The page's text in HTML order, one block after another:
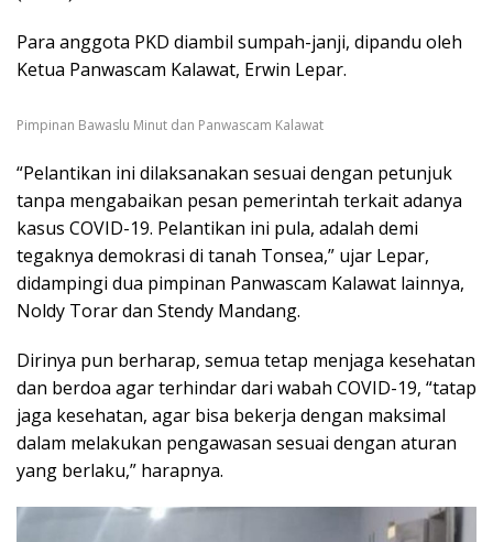
Para anggota PKD diambil sumpah-janji, dipandu oleh
Ketua Panwascam Kalawat, Erwin Lepar.
Pimpinan Bawaslu Minut dan Panwascam Kalawat
“Pelantikan ini dilaksanakan sesuai dengan petunjuk
tanpa mengabaikan pesan pemerintah terkait adanya
kasus COVID-19. Pelantikan ini pula, adalah demi
tegaknya demokrasi di tanah Tonsea,” ujar Lepar,
didampingi dua pimpinan Panwascam Kalawat lainnya,
Noldy Torar dan Stendy Mandang.
Dirinya pun berharap, semua tetap menjaga kesehatan
dan berdoa agar terhindar dari wabah COVID-19, “tatap
jaga kesehatan, agar bisa bekerja dengan maksimal
dalam melakukan pengawasan sesuai dengan aturan
yang berlaku,” harapnya.